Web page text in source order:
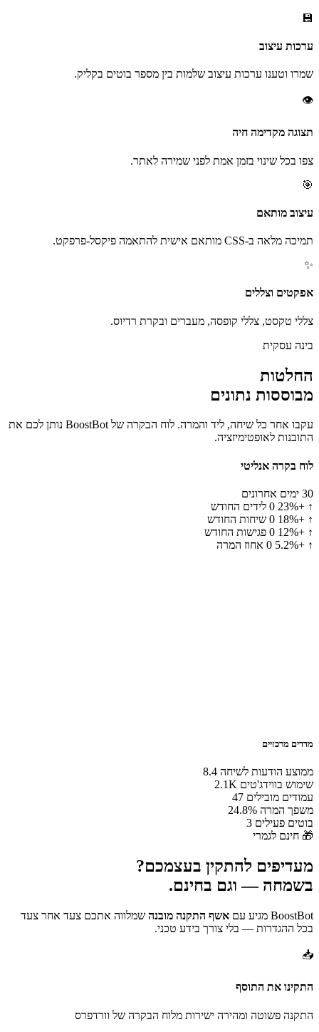
💾
ערכות עיצוב
שמרו וטענו ערכות עיצוב שלמות בין מספר בוטים בקליק.
👁️
תצוגה מקדימה חיה
צפו בכל שינוי בזמן אמת לפני שמירה לאתר.
🎯
עיצוב מותאם
תמיכה מלאה ב-CSS מותאם אישית להתאמה פיקסל-פרפקט.
✨
אפקטים וצללים
צללי טקסט, צללי קופסה, מעברים ובקרת רדיוס.
בינה עסקית
החלטות
מבוססות נתונים
עקבו אחר כל שיחה, ליד והמרה. לוח הבקרה של BoostBot נותן לכם את
התובנות לאופטימיזציה.
לוח בקרה אנליטי
30 ימים אחרונים
↑ +23%
0 לידים החודש
↑ +18%
0 שיחות החודש
↑ +12%
0 פגישות החודש
↑ +5.2%
0 אחוז המרה
מדדים מרכזיים
ממוצע הודעות לשיחה 8.4
שימוש בווידג'טים 2.1K
עמודים מובילים 47
משפך המרה 24.8%
בוטים פעילים 3
🎁 חינם לגמרי
מעדיפים להתקין בעצמכם?
בשמחה — וגם בחינם.
BoostBot מגיע עם אשף התקנה מובנה שמלווה אתכם צעד אחר צעד
בכל ההגדרות — בלי צורך בידע טכני.
📥
התקינו את התוסף
התקנה פשוטה ומהירה ישירות מלוח הבקרה של וורדפרס